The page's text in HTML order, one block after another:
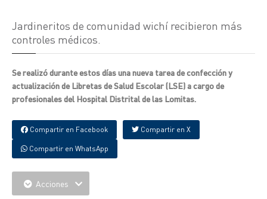
Jardineritos de comunidad wichí recibieron más
controles médicos.
Se realizó durante estos días una nueva tarea de confección y
actualización de Libretas de Salud Escolar (LSE) a cargo de
profesionales del Hospital Distrital de las Lomitas.
Compartir en Facebook Compartir en X
Compartir en WhatsApp
Acciones